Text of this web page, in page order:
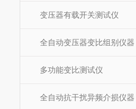
变压器有载开关测试仪
全自动变压器变比组别仪器
多功能变比测试仪
全自动抗干扰异频介损仪器